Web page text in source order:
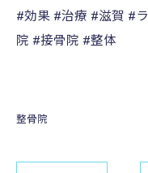
#効果 #治療 #滋賀 #
院 #接骨院 #整体
整骨院